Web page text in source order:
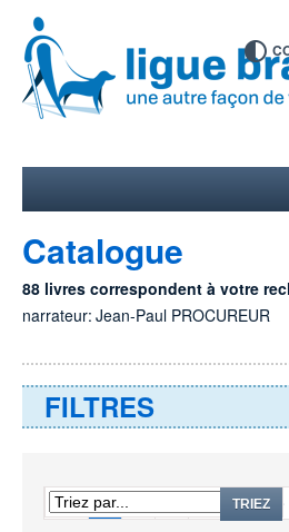
Catalogue
88 livres correspondent à votre
narrateur: Jean-Paul PROCUREUR
FILTRES
1 6
TRIEZ